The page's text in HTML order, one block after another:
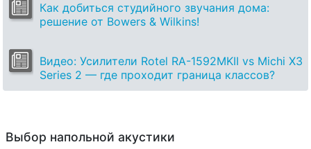
Как добиться студийного звучания дома:
решение от Bowers & Wilkins!
Видео: Усилители Rotel RA-1592MKII vs Michi X3
Series 2 — где проходит граница классов?
Выбор напольной акустики